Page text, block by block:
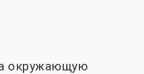
окружающую